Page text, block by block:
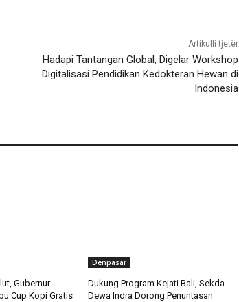
Artikulli tjetër
Hadapi Tantangan Global, Digelar Workshop
Digitalisasi Pendidikan Kedokteran Hewan di
Indonesia
Gubernur
Cup Kopi Gratis
Denpasar
Dukung Program Kejati Bali, Sekda
Dewa Indra Dorong Penuntasan